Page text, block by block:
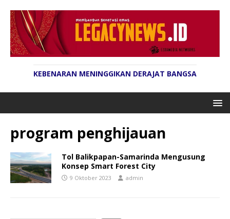
KEBENARAN MENINGGIKAN DERAJAT BANGSA
program penghijauan
Tol Balikpapan-Samarinda Mengusung
Konsep Smart Forest City
9 Oktober 2023 admin